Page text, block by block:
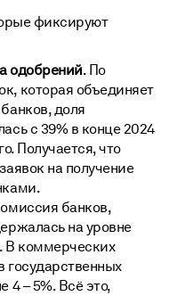
фиксируют
одобрений. По
, которая объединяет
доля
с 39% в конце 2024
Получается, что
на получение
банков,
на уровне
В коммерческих
государственных
4 – 5%. Всё это,